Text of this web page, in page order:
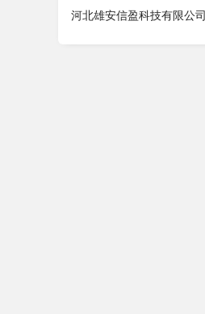
河北雄安信盈科技有限公司